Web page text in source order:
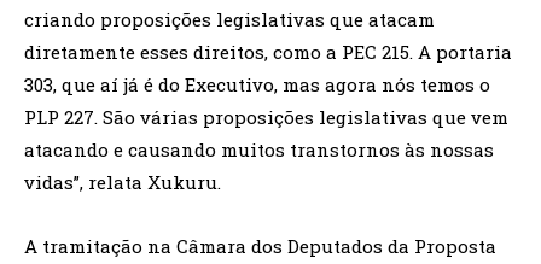
criando proposições legislativas que atacam
diretamente esses direitos, como a PEC 215. A portaria
303, que aí já é do Executivo, mas agora nós temos o
PLP 227. São várias proposições legislativas que vem
atacando e causando muitos transtornos às nossas
vidas”, relata Xukuru.
A tramitação na Câmara dos Deputados da Proposta